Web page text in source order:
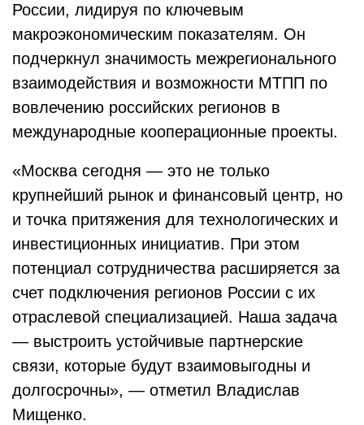
России, лидируя по ключевым
макроэкономическим показателям. Он
подчеркнул значимость межрегионального
взаимодействия и возможности МТПП по
вовлечению российских регионов в
международные кооперационные проекты.
«Москва сегодня — это не только
крупнейший рынок и финансовый центр, но
и точка притяжения для технологических и
инвестиционных инициатив. При этом
потенциал сотрудничества расширяется за
счет подключения регионов России с их
отраслевой специализацией. Наша задача
— выстроить устойчивые партнерские
связи, которые будут взаимовыгодны и
долгосрочны», — отметил Владислав
Мищенко.